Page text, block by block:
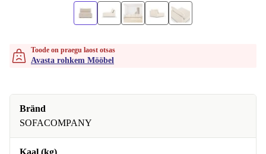
Toode on praegu laost otsas
Avasta rohkem Mööbel
Bränd
SOFACOMPANY
Kaal (kg)